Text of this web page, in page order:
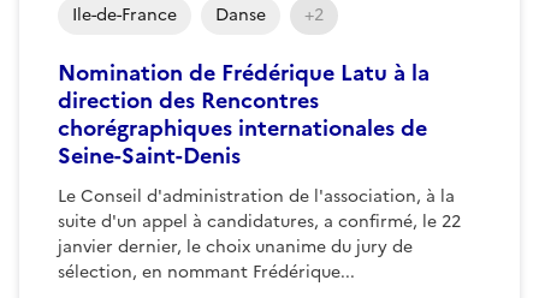
Nomination de Frédérique Latu à la
direction des Rencontres
chorégraphiques internationales de
Seine-Saint-Denis
Le Conseil d'administration de l'association, à la
suite d'un appel à candidatures, a confirmé, le 22
janvier dernier, le choix unanime du jury de
sélection, en nommant Frédérique...
Ile-de-France Danse +2